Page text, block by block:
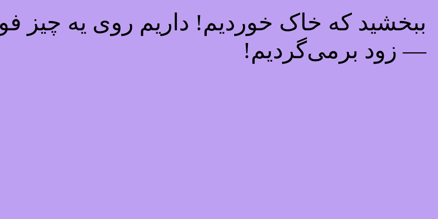
ببخشید که خاک خوردیم! داریم روی یه چیز
— زود برمی‌گردیم!